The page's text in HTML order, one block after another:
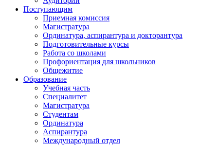
Поступающим
Приемная комиссия
Магистратура
Ординатура, аспирантура и докторантура
Подготовительные курсы
Работа со школами
Профориентация для школьников
Общежитие
Образование
Учебная часть
Специалитет
Магистратура
Студентам
Ординатура
Аспирантура
Международный отдел